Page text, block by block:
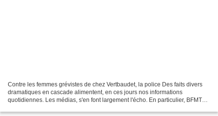
Contre les femmes grévistes de chez Vertbaudet, la police Des faits divers
dramatiques en cascade alimentent, en ces jours nos informations
quotidiennes. Les médias, s'en font largement l'écho. En particulier, BFMTV,